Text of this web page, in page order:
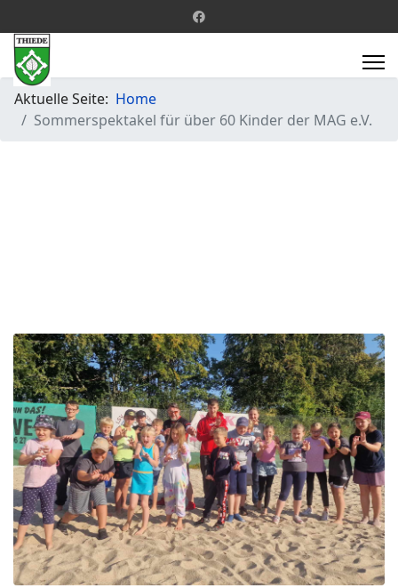
Aktuelle Seite: Home
Sommerspektakel für über 60 Kinder der MAG e.V.